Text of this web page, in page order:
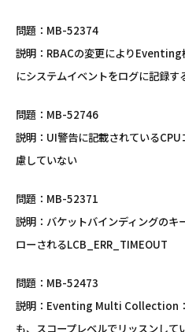
問題：MB-52374
説明：RBACの変更によりEventing
にシステムイベントをログに記録す
問題：MB-52746
説明：UI警告に記載されている
慮していない
問題：MB-52371
説明：バケットバインディングのキ
ローされるLCB_ERR_TIMEOUT
問題：MB-52473
説明：Eventing Multi Collection：
も、スコープレベルでリッスンして